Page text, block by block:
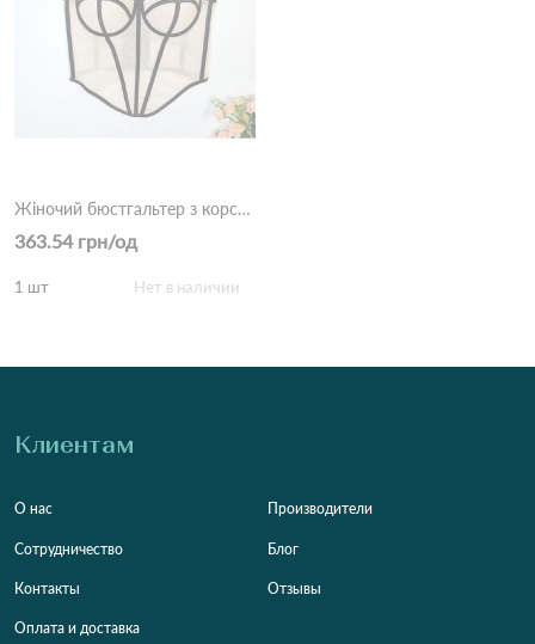
Жіночий бюстгальтер з корсетом 9902 Бежево чорний
363.54 грн/од
1 шт Нет в наличии
Клиентам
О нас
Сотрудничество
Контакты
Оплата и доставка
Производители
Блог
Отзывы